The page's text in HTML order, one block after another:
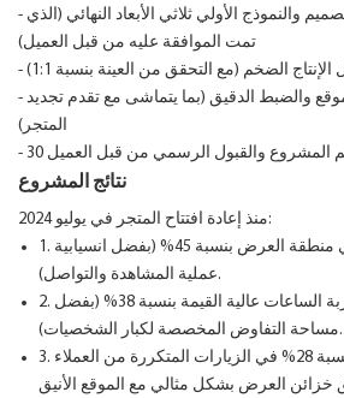
- مارس 2024: بدء مرحلة التصميم والنموذج الأولي ثلاثي الأبعاد النهائي (الذي
تمت الموافقة عليه من قبل العميل)
- يونيو 2024: التركيب في الموقع والضبط الدقيق (بما يتماشى مع تقدم تجديد
المتجر)
نتائج المشروع
منذ إعادة افتتاح المتجر في يوليو 2024:
1. زاد وقت بقاء العملاء في منطقة العرض بنسبة 45% (بفضل انسيابية
عملية المشاهدة والتواصل).
2. ارتفع معدل تحويل تجربة الساعات عالية القيمة بنسبة 38% (بفضل
مساحة التفاوض المخصصة لكبار الشخصيات).
3. أبلغ العميل عن زيادة بنسبة 28% في الزيارات المتكررة من العملاء
خزائن العرض بشكل مثالي مع الموقع الأنيق